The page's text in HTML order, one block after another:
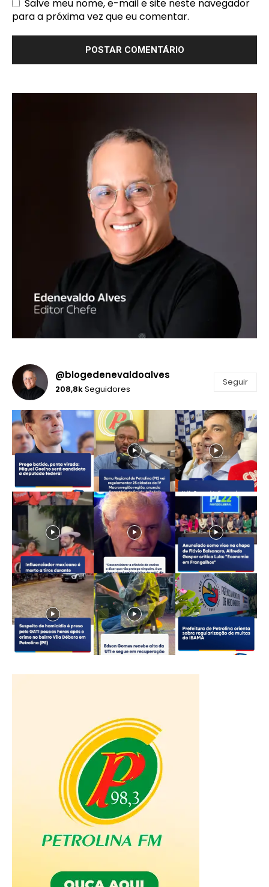
Salve meu nome, e-mail e site neste navegador
para a próxima vez que eu comentar.
@blogedenevaldoalves
208,8kSeguidores
Seguir